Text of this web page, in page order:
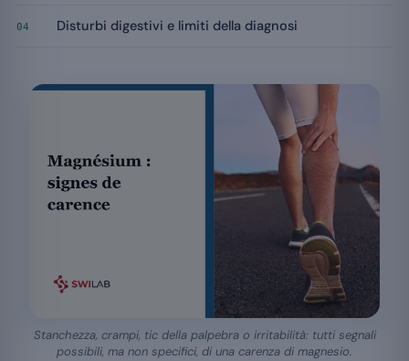
04 Disturbi digestivi e limiti della diagnosi
Stanchezza, crampi, tic della palpebra o irritabilità: tutti segnali
possibili, ma non specifici, di una carenza di magnesio.